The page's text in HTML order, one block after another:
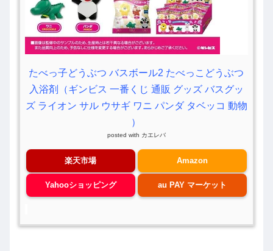
たべっ子どうぶつ バスボール2 たべっこどうぶつ
入浴剤（ギンビス 一番くじ 通販 グッズ バスグッ
ズ ライオン サル ウサギ ワニ パンダ タベッコ 動物
）
posted with カエレバ
楽天市場 Amazon
Yahooショッピング au PAY マーケット